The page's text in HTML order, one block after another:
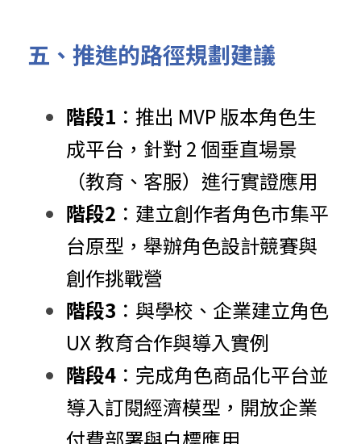
五、推進的路徑規劃建議
階段1 ：推出 MVP 版本角色生
成平台，針對 2 個垂直場景
（教育、客服）進行實證應用
階段2 ：建立創作者角色市集平
台原型，舉辦角色設計競賽與
創作挑戰營
階段3 ：與學校、企業建立角色
UX 教育合作與導入實例
階段4 ：完成角色商品化平台並
導入訂閱經濟模型，開放企業